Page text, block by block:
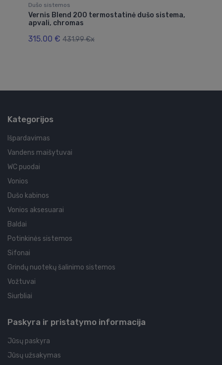
Dušo sistemos
Vernis Blend 200 termostatinė dušo sistema,
apvali, chromas
315.00 € 431.99 €x
Kategorijos
Išpardavimas
Vandens maišytuvai
WC puodai
Vonios
Dušo kabinos
Vonios aksesuarai
Baldai
Potinkinės sistemos
Sifonai
Grindų nuotekų šalinimo sistemos
Vožtuvai
Siurbliai
Paskyra ir pristatymo informacija
Jūsų paskyra
Jūsų užsakymas